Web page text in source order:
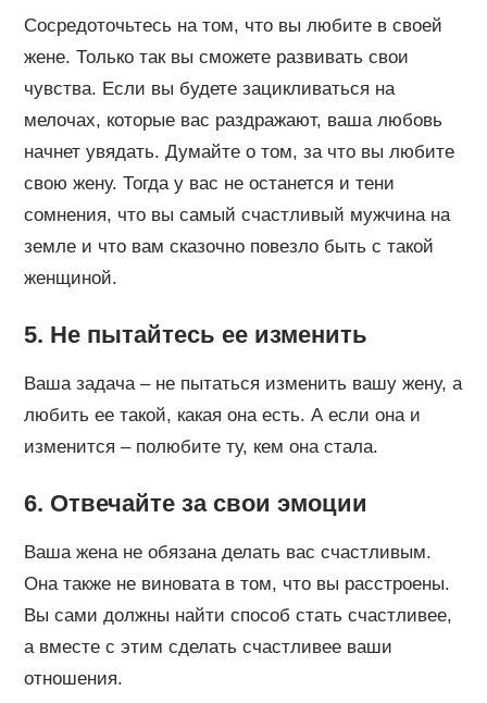
Сосредоточьтесь на том, что вы любите в своей
жене. Только так вы сможете развивать свои
чувства. Если вы будете зацикливаться на
мелочах, которые вас раздражают, ваша любовь
начнет увядать. Думайте о том, за что вы любите
свою жену. Тогда у вас не останется и тени
сомнения, что вы самый счастливый мужчина на
земле и что вам сказочно повезло быть с такой
женщиной.
5. Не пытайтесь ее изменить
Ваша задача – не пытаться изменить вашу жену, а
любить ее такой, какая она есть. А если она и
изменится – полюбите ту, кем она стала.
6. Отвечайте за свои эмоции
Ваша жена не обязана делать вас счастливым.
Она также не виновата в том, что вы расстроены.
Вы сами должны найти способ стать счастливее,
а вместе с этим сделать счастливее ваши
отношения.